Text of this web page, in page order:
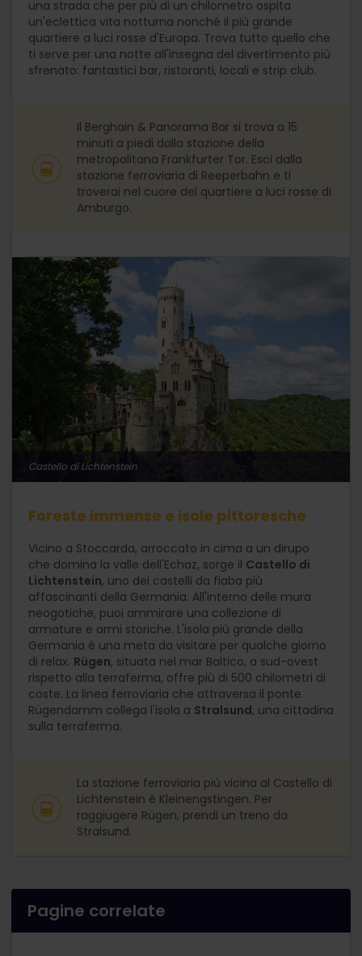
una strada che per più di un chilometro ospita
un'eclettica vita notturna nonché il più grande
quartiere a luci rosse d'Europa. Trova tutto quello che
ti serve per una notte all'insegna del divertimento più
sfrenato: fantastici bar, ristoranti, locali e strip club.
Il Berghain & Panorama Bar si trova a 15
minuti a piedi dalla stazione della
metropolitana Frankfurter Tor. Esci dalla
stazione ferroviaria di Reeperbahn e ti
troverai nel cuore del quartiere a luci rosse di
Amburgo.
Castello di Lichtenstein
Foreste immense e isole pittoresche
Vicino a Stoccarda, arroccato in cima a un dirupo
che domina la valle dell'Echaz, sorge il Castello di
Lichtenstein, uno dei castelli da fiaba più
affascinanti della Germania. All'interno delle mura
neogotiche, puoi ammirare una collezione di
armature e armi storiche. L'isola più grande della
Germania è una meta da visitare per qualche giorno
di relax. Rügen, situata nel mar Baltico, a sud-ovest
rispetto alla terraferma, offre più di 500 chilometri di
coste. La linea ferroviaria che attraversa il ponte
Rügendamm collega l'isola a Stralsund, una cittadina
sulla terraferma.
La stazione ferroviaria più vicina al Castello di
Lichtenstein è Kleinengstingen. Per
raggiugere Rügen, prendi un treno da
Stralsund.
Pagine correlate